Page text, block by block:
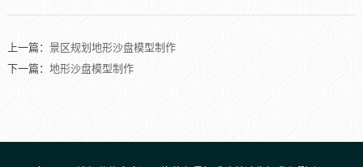
上一篇： 景区规划地形沙盘模型制作
下一篇： 地形沙盘模型制作